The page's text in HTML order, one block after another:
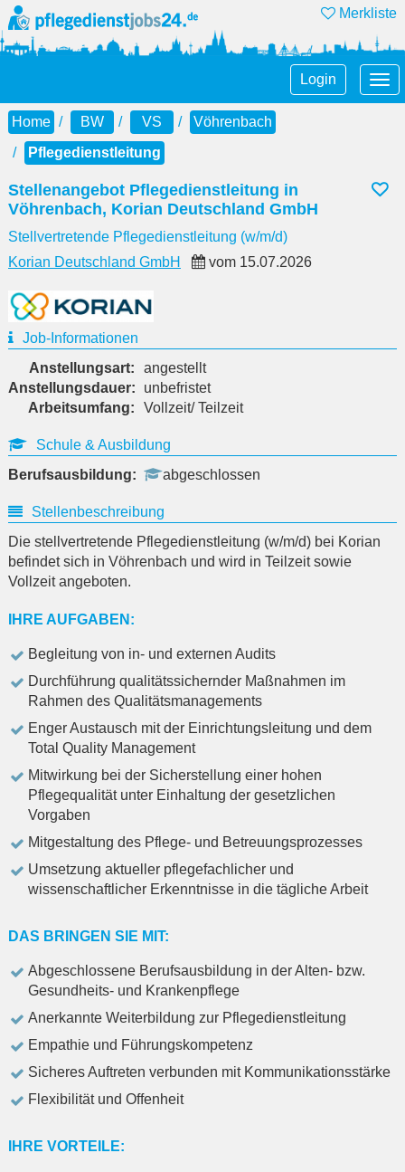
Merkliste
Login
Home BW VS
Vöhrenbach
Pflegedienstleitung
Stellenangebot Pflegedienstleitung in
Vöhrenbach, Korian Deutschland GmbH
Stellvertretende Pflegedienstleitung (w/m/d)
Korian Deutschland GmbH
vom 15.07.2026
Job-Informationen
Anstellungsart:
angestellt
Anstellungsdauer:
unbefristet
Arbeitsumfang:
Vollzeit/ Teilzeit
Schule & Ausbildung
Berufsausbildung:
abgeschlossen
Stellenbeschreibung
Die stellvertretende Pflegedienstleitung (w/m/d) bei Korian
befindet sich in Vöhrenbach und wird in Teilzeit sowie
Vollzeit angeboten.
IHRE AUFGABEN:
Begleitung von in- und externen Audits
Durchführung qualitätssichernder Maßnahmen im
Rahmen des Qualitätsmanagements
Enger Austausch mit der Einrichtungsleitung und dem
Total Quality Management
Mitwirkung bei der Sicherstellung einer hohen
Pflegequalität unter Einhaltung der gesetzlichen
Vorgaben
Mitgestaltung des Pflege- und Betreuungsprozesses
Umsetzung aktueller pflegefachlicher und
wissenschaftlicher Erkenntnisse in die tägliche Arbeit
DAS BRINGEN SIE MIT:
Abgeschlossene Berufsausbildung in der Alten- bzw.
Gesundheits- und Krankenpflege
Anerkannte Weiterbildung zur Pflegedienstleitung
Empathie und Führungskompetenz
Sicheres Auftreten verbunden mit Kommunikationsstärke
Flexibilität und Offenheit
IHRE VORTEILE: